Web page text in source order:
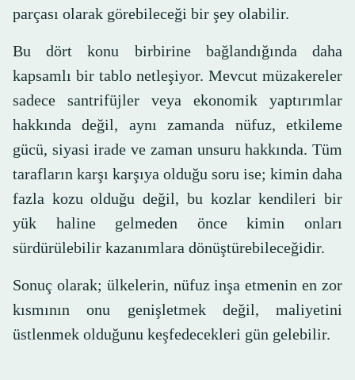
parçası olarak görebileceği bir şey olabilir.
Bu dört konu birbirine bağlandığında daha
kapsamlı bir tablo netleşiyor. Mevcut müzakereler
sadece santrifüjler veya ekonomik yaptırımlar
hakkında değil, aynı zamanda nüfuz, etkileme
gücü, siyasi irade ve zaman unsuru hakkında. Tüm
tarafların karşı karşıya olduğu soru ise; kimin daha
fazla kozu olduğu değil, bu kozlar kendileri bir
yük haline gelmeden önce kimin onları
sürdürülebilir kazanımlara dönüştürebileceğidir.
Sonuç olarak; ülkelerin, nüfuz inşa etmenin en zor
kısmının onu genişletmek değil, maliyetini
üstlenmek olduğunu keşfedecekleri gün gelebilir.